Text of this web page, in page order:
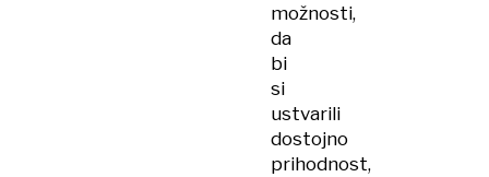
možnosti,
da
bi
si
ustvarili
dostojno
prihodnost,